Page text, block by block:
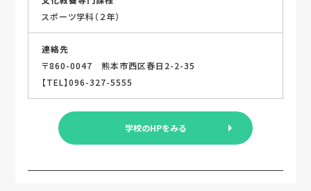
スポーツ学科（２年）
連絡先
〒860-0047 熊本市西区春日2-2-35
【TEL】096-327-5555
学校のHPをみる